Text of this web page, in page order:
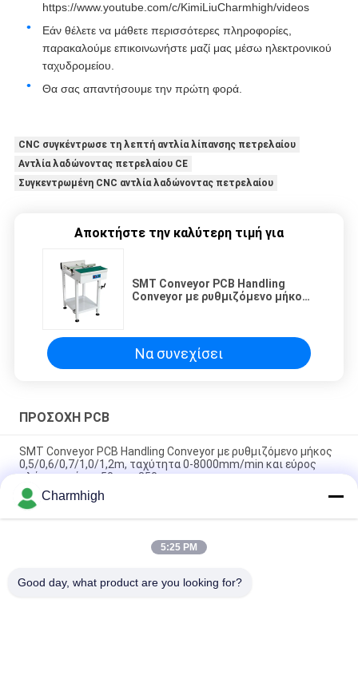
https://www.youtube.com/c/KimiLiuCharmhigh/videos
Εάν θέλετε να μάθετε περισσότερες πληροφορίες,
παρακαλούμε επικοινωνήστε μαζί μας μέσω ηλεκτρονικού
ταχυδρομείου.
Θα σας απαντήσουμε την πρώτη φορά.
CNC συγκέντρωσε τη λεπτή αντλία λίπανσης πετρελαίου
Αντλία λαδώνοντας πετρελαίου CE
Συγκεντρωμένη CNC αντλία λαδώνοντας πετρελαίου
Αποκτήστε την καλύτερη τιμή για
SMT Conveyor PCB Handling
Conveyor με ρυθμιζόμενο μήκος
ράγας 50mm-350mm
Να συνεχίσει
ΠΡΟΣΟΧΗ PCB
SMT Conveyor PCB Handling Conveyor με ρυθμιζόμενο μήκος
0,5/0,6/0,7/1,0/1,2m, ταχύτητα 0-8000mm/min και εύρος
πλάτους ράγας 50mm-350mm
Μεταγωγός επιθεώρησης SMT Μεταγωγός μπουφέρα PCB με
λειτουργία στάσης και εξόδου
Μεταφορέας τροφοδοσίας/εκφόρτωσης για μηχανή
Charmhigh
5:25 PM
Good day, what product are you looking for?